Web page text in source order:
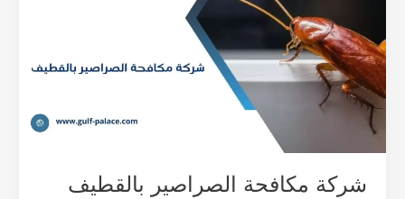
شركة مكافحة الصراصير بالقطيف